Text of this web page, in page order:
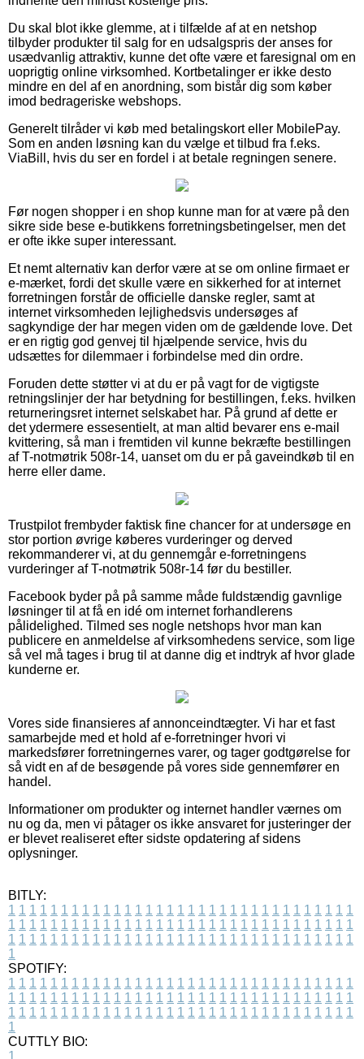
Du skal blot ikke glemme, at i tilfælde af at en netshop
tilbyder produkter til salg for en udsalgspris der anses for
usædvanlig attraktiv, kunne det ofte være et faresignal om en
uoprigtig online virksomhed. Kortbetalinger er ikke desto
mindre en del af en anordning, som bistår dig som køber
imod bedrageriske webshops.
Generelt tilråder vi køb med betalingskort eller MobilePay.
Som en anden løsning kan du vælge et tilbud fra f.eks.
ViaBill, hvis du ser en fordel i at betale regningen senere.
Før nogen shopper i en shop kunne man for at være på den
sikre side bese e-butikkens forretningsbetingelser, men det
er ofte ikke super interessant.
Et nemt alternativ kan derfor være at se om online firmaet er
e-mærket, fordi det skulle være en sikkerhed for at internet
forretningen forstår de officielle danske regler, samt at
internet virksomheden lejlighedsvis undersøges af
sagkyndige der har megen viden om de gældende love. Det
er en rigtig god genvej til hjælpende service, hvis du
udsættes for dilemmaer i forbindelse med din ordre.
Foruden dette støtter vi at du er på vagt for de vigtigste
retningslinjer der har betydning for bestillingen, f.eks. hvilken
returneringsret internet selskabet har. På grund af dette er
det ydermere essesentielt, at man altid bevarer ens e-mail
kvittering, så man i fremtiden vil kunne bekræfte bestillingen
af T-notmøtrik 508r-14, uanset om du er på gaveindkøb til en
herre eller dame.
Trustpilot frembyder faktisk fine chancer for at undersøge en
stor portion øvrige køberes vurderinger og derved
rekommanderer vi, at du gennemgår e-forretningens
vurderinger af T-notmøtrik 508r-14 før du bestiller.
Facebook byder på på samme måde fuldstændig gavnlige
løsninger til at få en idé om internet forhandlerens
pålidelighed. Tilmed ses nogle netshops hvor man kan
publicere en anmeldelse af virksomhedens service, som lige
så vel må tages i brug til at danne dig et indtryk af hvor glade
kunderne er.
Vores side finansieres af annonceindtægter. Vi har et fast
samarbejde med et hold af e-forretninger hvori vi
markedsfører forretningernes varer, og tager godtgørelse for
så vidt en af de besøgende på vores side gennemfører en
handel.
Informationer om produkter og internet handler værnes om
nu og da, men vi påtager os ikke ansvaret for justeringer der
er blevet realiseret efter sidste opdatering af sidens
oplysninger.
BITLY:
1 1 1 1 1 1 1 1 1 1 1 1 1 1 1 1 1 1 1 1 1 1 1 1 1 1 1 1 1 1 1 1 1
1 1 1 1 1 1 1 1 1 1 1 1 1 1 1 1 1 1 1 1 1 1 1 1 1 1 1 1 1 1 1 1 1
1 1 1 1 1 1 1 1 1 1 1 1 1 1 1 1 1 1 1 1 1 1 1 1 1 1 1 1 1 1 1 1 1
1
SPOTIFY:
1 1 1 1 1 1 1 1 1 1 1 1 1 1 1 1 1 1 1 1 1 1 1 1 1 1 1 1 1 1 1 1 1
1 1 1 1 1 1 1 1 1 1 1 1 1 1 1 1 1 1 1 1 1 1 1 1 1 1 1 1 1 1 1 1 1
1 1 1 1 1 1 1 1 1 1 1 1 1 1 1 1 1 1 1 1 1 1 1 1 1 1 1 1 1 1 1 1 1
1
CUTTLY BIO:
1